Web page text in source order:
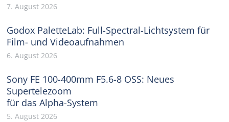
7. August 2026
Godox PaletteLab: Full-Spectral-Lichtsystem für
Film- und Videoaufnahmen
6. August 2026
Sony FE 100-400mm F5.6-8 OSS: Neues
Supertelezoom
für das Alpha-System
5. August 2026